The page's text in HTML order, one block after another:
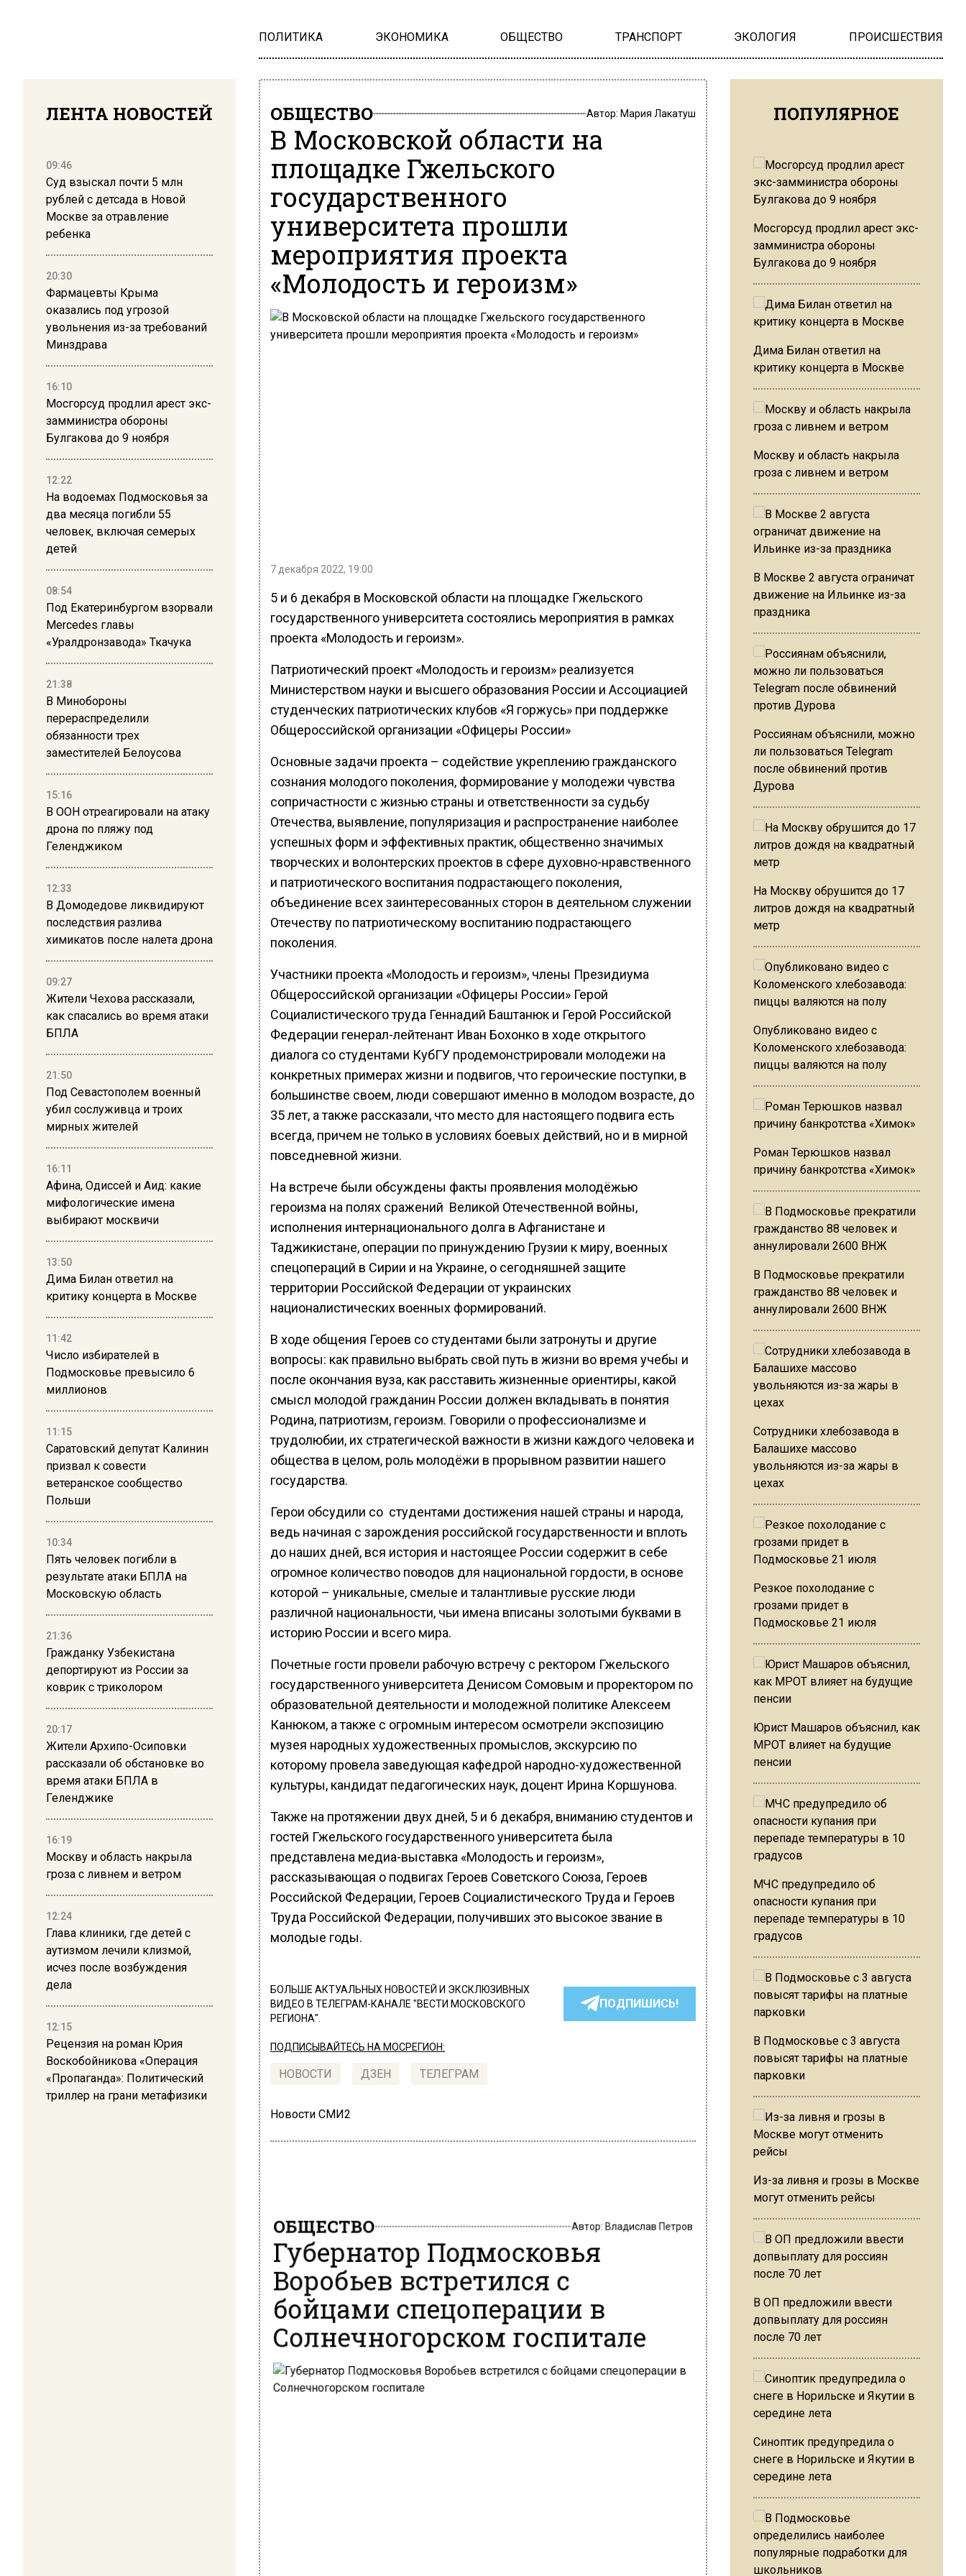
ПОЛИТИКА ЭКОНОМИКА ОБЩЕСТВО ТРАНСПОРТ ЭКОЛОГИЯ ПРОИСШЕСТВИЯ
ЛЕНТА НОВОСТЕЙ
09:46
Суд взыскал почти 5 млн
рублей с детсада в Новой
Москве за отравление
ребенка
20:30
Фармацевты Крыма
оказались под угрозой
увольнения из-за требований
Минздрава
16:10
Мосгорсуд продлил арест экс-
замминистра обороны
Булгакова до 9 ноября
12:22
На водоемах Подмосковья за
два месяца погибли 55
человек, включая семерых
детей
08:54
Под Екатеринбургом взорвали
Mercedes главы
«Уралдронзавода» Ткачука
21:38
В Минобороны
перераспределили
обязанности трех
заместителей Белоусова
15:16
В ООН отреагировали на атаку
дрона по пляжу под
Геленджиком
12:33
В Домодедове ликвидируют
последствия разлива
химикатов после налета дрона
09:27
Жители Чехова рассказали,
как спасались во время атаки
БПЛА
21:50
Под Севастополем военный
убил сослуживца и троих
мирных жителей
16:11
Афина, Одиссей и Аид: какие
мифологические имена
выбирают москвичи
13:50
Дима Билан ответил на
критику концерта в Москве
11:42
Число избирателей в
Подмосковье превысило 6
миллионов
11:15
Саратовский депутат Калинин
призвал к совести
ветеранское сообщество
Польши
10:34
Пять человек погибли в
результате атаки БПЛА на
Московскую область
21:36
Гражданку Узбекистана
депортируют из России за
коврик с триколором
20:17
Жители Архипо-Осиповки
рассказали об обстановке во
время атаки БПЛА в
Геленджике
16:19
Москву и область накрыла
гроза с ливнем и ветром
12:24
Глава клиники, где детей с
аутизмом лечили клизмой,
исчез после возбуждения
дела
12:15
Рецензия на роман Юрия
Воскобойникова «Операция
«Пропаганда»: Политический
триллер на грани метафизики
ОБЩЕСТВО Автор: Мария Лакатуш
В Московской области на
площадке Гжельского
государственного
университета прошли
мероприятия проекта
«Молодость и героизм»
7 декабря 2022, 19:00
5 и 6 декабря в Московской области на площадке Гжельского
государственного университета состоялись мероприятия в рамках
проекта «Молодость и героизм».
Патриотический проект «Молодость и героизм» реализуется
Министерством науки и высшего образования России и Ассоциацией
студенческих патриотических клубов «Я горжусь» при поддержке
Общероссийской организации «Офицеры России»
Основные задачи проекта – содействие укреплению гражданского
сознания молодого поколения, формирование у молодежи чувства
сопричастности с жизнью страны и ответственности за судьбу
Отечества, выявление, популяризация и распространение наиболее
успешных форм и эффективных практик, общественно значимых
творческих и волонтерских проектов в сфере духовно-нравственного
и патриотического воспитания подрастающего поколения,
объединение всех заинтересованных сторон в деятельном служении
Отечеству по патриотическому воспитанию подрастающего
поколения.
Участники проекта «Молодость и героизм», члены Президиума
Общероссийской организации «Офицеры России» Герой
Социалистического труда Геннадий Баштанюк и Герой Российской
Федерации генерал-лейтенант Иван Бохонко в ходе открытого
диалога со студентами КубГУ продемонстрировали молодежи на
конкретных примерах жизни и подвигов, что героические поступки, в
большинстве своем, люди совершают именно в молодом возрасте, до
35 лет, а также рассказали, что место для настоящего подвига есть
всегда, причем не только в условиях боевых действий, но и в мирной
повседневной жизни.
На встрече были обсуждены факты проявления молодёжью
героизма на полях сражений Великой Отечественной войны,
исполнения интернационального долга в Афганистане и
Таджикистане, операции по принуждению Грузии к миру, военных
спецопераций в Сирии и на Украине, о сегодняшней защите
территории Российской Федерации от украинских
националистических военных формирований.
В ходе общения Героев со студентами были затронуты и другие
вопросы: как правильно выбрать свой путь в жизни во время учебы и
после окончания вуза, как расставить жизненные ориентиры, какой
смысл молодой гражданин России должен вкладывать в понятия
Родина, патриотизм, героизм. Говорили о профессионализме и
трудолюбии, их стратегической важности в жизни каждого человека и
общества в целом, роль молодёжи в прорывном развитии нашего
государства.
Герои обсудили со студентами достижения нашей страны и народа,
ведь начиная с зарождения российской государственности и вплоть
до наших дней, вся история и настоящее России содержит в себе
огромное количество поводов для национальной гордости, в основе
которой – уникальные, смелые и талантливые русские люди
различной национальности, чьи имена вписаны золотыми буквами в
историю России и всего мира.
Почетные гости провели рабочую встречу с ректором Гжельского
государственного университета Денисом Сомовым и проректором по
образовательной деятельности и молодежной политике Алексеем
Канюком, а также с огромным интересом осмотрели экспозицию
музея народных художественных промыслов, экскурсию по
которому провела заведующая кафедрой народно-художественной
культуры, кандидат педагогических наук, доцент Ирина Коршунова.
Также на протяжении двух дней, 5 и 6 декабря, вниманию студентов и
гостей Гжельского государственного университета была
представлена медиа-выставка «Молодость и героизм»,
рассказывающая о подвигах Героев Советского Союза, Героев
Российской Федерации, Героев Социалистического Труда и Героев
Труда Российской Федерации, получивших это высокое звание в
молодые годы.
БОЛЬШЕ АКТУАЛЬНЫХ НОВОСТЕЙ И ЭКСКЛЮЗИВНЫХ
ВИДЕО В ТЕЛЕГРАМ-КАНАЛЕ "ВЕСТИ МОСКОВСКОГО
РЕГИОНА".
ПОДПИШИСЬ!
ПОДПИСЫВАЙТЕСЬ НА МОСРЕГИОН:
НОВОСТИ ДЗЕН ТЕЛЕГРАМ
Новости СМИ2
ОБЩЕСТВО
Губернатор Подмосковья
Воробьев встретился с
бойцами спецоперации в
Солнечногорском госпитале
ПОПУЛЯРНОЕ
Мосгорсуд продлил арест экс-
замминистра обороны
Булгакова до 9 ноября
Дима Билан ответил на
критику концерта в Москве
Москву и область накрыла
гроза с ливнем и ветром
В Москве 2 августа ограничат
движение на Ильинке из-за
праздника
Россиянам объяснили, можно
ли пользоваться Telegram
после обвинений против
Дурова
На Москву обрушится до 17
литров дождя на квадратный
метр
Опубликовано видео с
Коломенского хлебозавода:
пиццы валяются на полу
Роман Терюшков назвал
причину банкротства «Химок»
В Подмосковье прекратили
гражданство 88 человек и
аннулировали 2600 ВНЖ
Сотрудники хлебозавода в
Балашихе массово
увольняются из-за жары в
цехах
Резкое похолодание с
грозами придет в
Подмосковье 21 июля
Юрист Машаров объяснил, как
МРОТ влияет на будущие
пенсии
МЧС предупредило об
опасности купания при
перепаде температуры в 10
градусов
В Подмосковье с 3 августа
повысят тарифы на платные
парковки
Из-за ливня и грозы в Москве
могут отменить рейсы
В ОП предложили ввести
допвыплату для россиян
после 70 лет
Синоптик предупредила о
снеге в Норильске и Якутии в
середине лета